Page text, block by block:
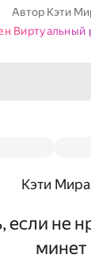
Автор Кэти
Виртуальный
Кэти
если не
минет